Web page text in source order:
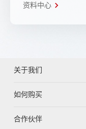
资料中心
关于我们
如何购买
合作伙伴